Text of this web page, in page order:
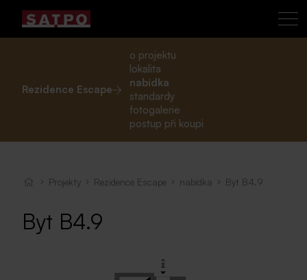
Rezidence Escape
o projektu
lokalita
nabídka
standardy
fotogalerie
postup při koupi
Projekty Rezidence Escape nabídka Byt B4.9
Byt B4.9